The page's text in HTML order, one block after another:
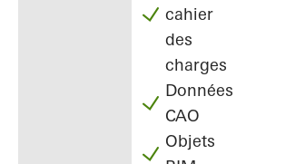
cahier
des
charges
Données
CAO
Objets